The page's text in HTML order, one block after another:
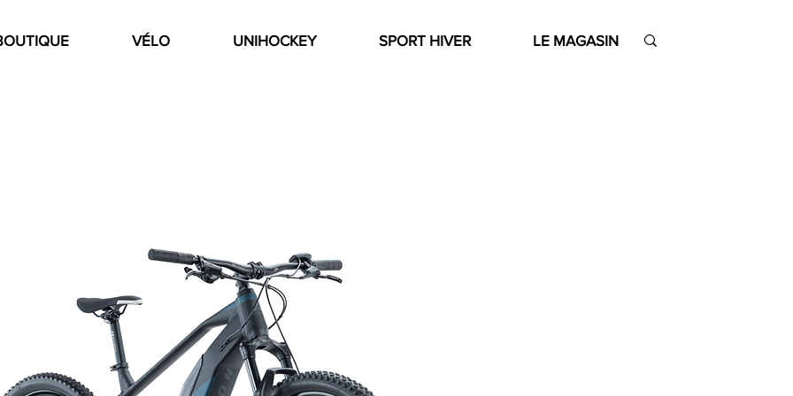
VÉLO UNIHOCKEY SPORT HIVER LE MAGASIN